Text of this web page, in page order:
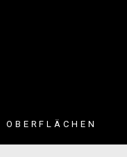
OBERFLÄCHEN